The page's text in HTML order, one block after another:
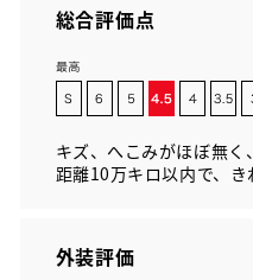
総合評価点
キズ、へこみがほぼ無
距離10万キロ以内で、き
外装評価